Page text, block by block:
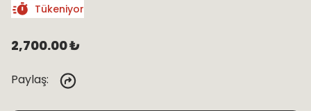
Tükeniyor
2,700.00 ₺
Paylaş: